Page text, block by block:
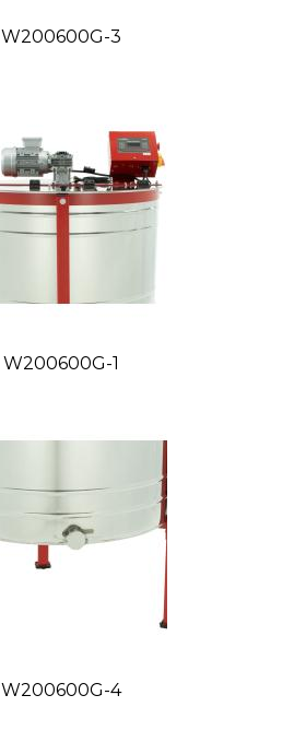
W200600G-3
W200600G-1
W200600G-4